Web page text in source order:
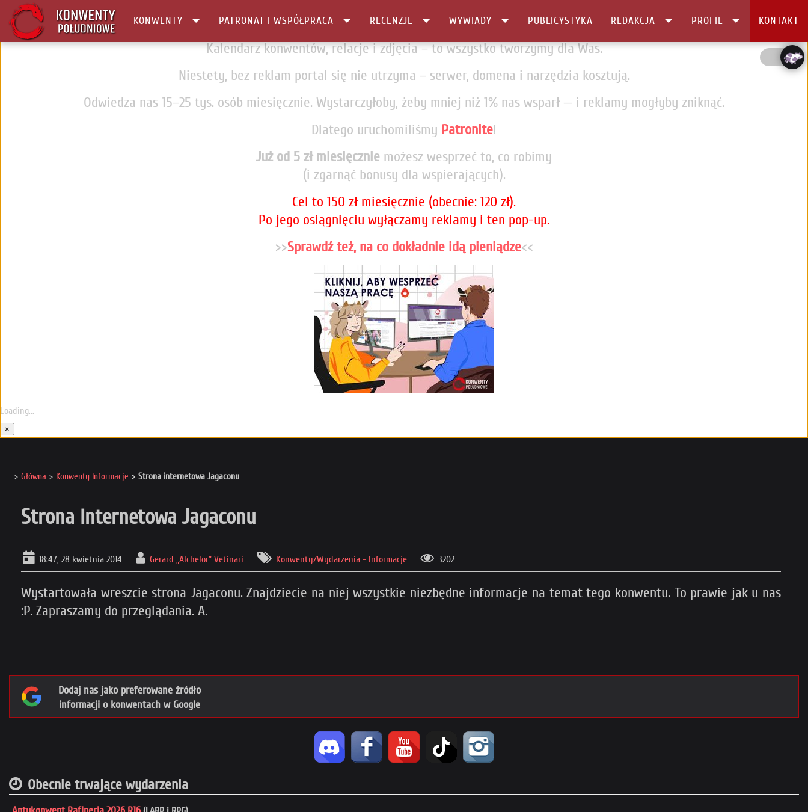
Masz dość reklam i tego pop-upa? My też...
Kalendarz konwentów, relacje i zdjęcia – to wszystko tworzymy dla Was.
Niestety, bez reklam portal się nie utrzyma – serwer, domena i narzędzia kosztują.
Odwiedza nas 15–25 tys. osób miesięcznie. Wystarczyłoby, żeby mniej niż 1% nas wsparł — i reklamy mogłyby zniknąć.
Dlatego uruchomiliśmy Patronite!
Już od 5 zł miesięcznie możesz wesprzeć to, co robimy
(i zgarnąć bonusy dla wspierających).
Cel to 150 zł miesięcznie (obecnie: 120 zł).
Po jego osiągnięciu wyłączamy reklamy i ten pop-up.
>>Sprawdź też, na co dokładnie idą pieniądze<<
Loading...
×
KONWENTY PATRONAT I WSPÓŁPRACA RECENZJE WYWIADY PUBLICYSTYKA REDAKCJA PROFIL KONTAKT
Główna Konwenty Informacje Strona internetowa Jagaconu
Strona internetowa Jagaconu
18:47, 28 kwietnia 2014 Gerard „Alchelor” Vetinari Konwenty/Wydarzenia - Informacje 3202
Wystartowała wreszcie strona Jagaconu. Znajdziecie na niej wszystkie niezbędne informacje na temat tego konwentu. To prawie jak u nas
:P. Zapraszamy do przeglądania. A.
Dodaj nas jako preferowane źródło
informacji o konwentach w Google
Obecnie trwające wydarzenia